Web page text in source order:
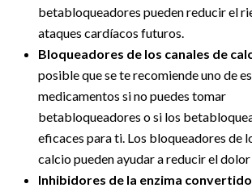
betabloqueadores pueden reducir el
ataques cardíacos futuros.
Bloqueadores de los canales de
posible que se te recomiende uno de
medicamentos si no puedes tomar
betabloqueadores o si los
eficaces para ti. Los bloqueadores de
calcio pueden ayudar a reducir el dolor
Inhibidores de la enzima